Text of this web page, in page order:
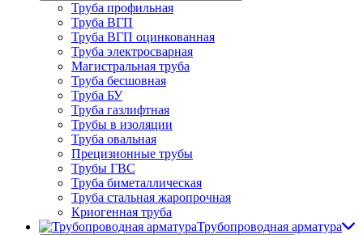
Труба профильная
Труба ВГП
Труба ВГП оцинкованная
Труба электросварная
Магистральная труба
Труба бесшовная
Труба БУ
Труба газлифтная
Трубы в изоляции
Труба овальная
Прецизионные трубы
Трубы ГВС
Труба биметаллическая
Труба стальная жаропрочная
Криогенная труба
Трубопроводная арматура